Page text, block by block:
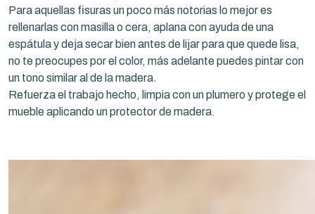
Para aquellas fisuras un poco más notorias lo mejor es
rellenarlas con masilla o cera, aplana con ayuda de una
espátula y deja secar bien antes de lijar para que quede lisa,
no te preocupes por el color, más adelante puedes pintar con
un tono similar al de la madera.
Refuerza el trabajo hecho, limpia con un plumero y protege el
mueble aplicando un protector de madera.